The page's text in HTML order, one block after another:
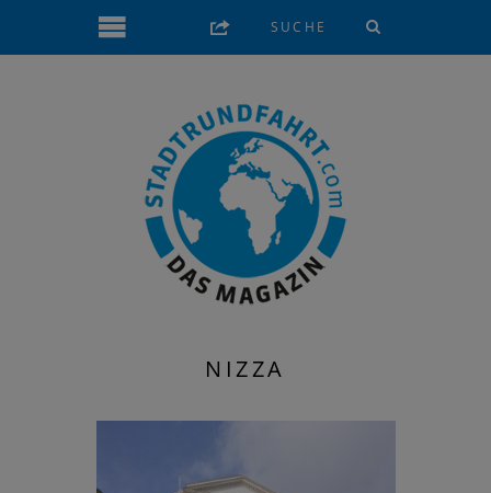
NIZZA